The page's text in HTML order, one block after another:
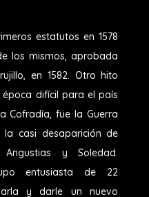
estatutos en 1578
los mismos, aprobada
en 1582. Otro hito
difícil para el país
Cofradía, fue la Guerra
casi desaparición de
y Soledad.
entusiasta de 22
y darle un nuevo